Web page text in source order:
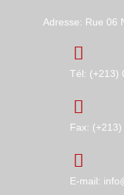
Adresse: Rue 06
Tél: (+213)
Fax:
E-mail: